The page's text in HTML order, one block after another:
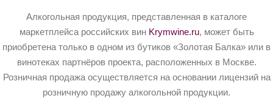
Алкогольная продукция, представленная в каталоге
маркетплейса российских вин Krymwine.ru, может быть
приобретена только в одном из бутиков «Золотая Балка» или в
винотеках партнёров проекта, расположенных в Москве.
Розничная продажа осуществляется на основании лицензий на
розничную продажу алкогольной продукции.